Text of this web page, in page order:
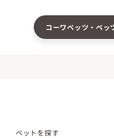
コーワペッツ・ペッ
ペットを探す